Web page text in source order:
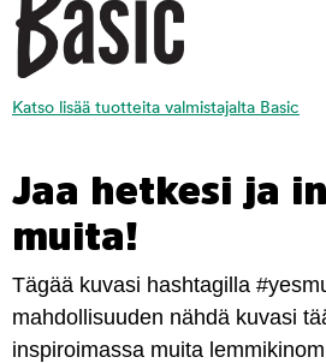
Katso lisää tuotteita valmistajalta Basic
Jaa hetkesi ja
muita!
Tägää kuvasi hashtagilla
mahdollisuuden nähdä kuvasi
inspiroimassa muita